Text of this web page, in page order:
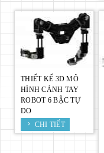
THIẾT KẾ 3D MÔ
HÌNH CÁNH TAY
ROBOT 6 BẬC TỰ
DO
CHI TIẾT